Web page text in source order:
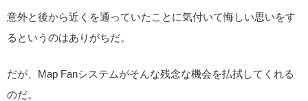
意外と後から近くを通っていたことに気付いて悔しい思いをす
るというのはありがちだ。
だが、Map Fanシステムがそんな残念な機会を払拭してくれる
のだ。